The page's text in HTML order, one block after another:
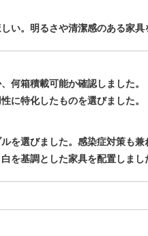
い。明るさや清潔感のある家具
何箱積載可能か確認しました。
に特化したものを選びました。
を選びました。感染症対策も兼
を基調とした家具を配置しまし